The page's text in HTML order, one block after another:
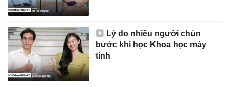
Lý do nhiều người chùn
bước khi học Khoa học máy
tính